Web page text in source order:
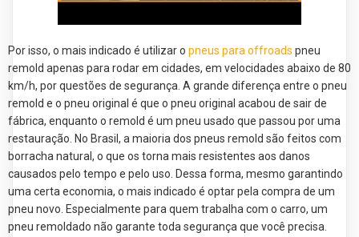
Por isso, o mais indicado é utilizar o pneus para offroads pneu
remold apenas para rodar em cidades, em velocidades abaixo de 80
km/h, por questões de segurança. A grande diferença entre o pneu
remold e o pneu original é que o pneu original acabou de sair de
fábrica, enquanto o remold é um pneu usado que passou por uma
restauração. No Brasil, a maioria dos pneus remold são feitos com
borracha natural, o que os torna mais resistentes aos danos
causados pelo tempo e pelo uso. Dessa forma, mesmo garantindo
uma certa economia, o mais indicado é optar pela compra de um
pneu novo. Especialmente para quem trabalha com o carro, um
pneu remoldado não garante toda segurança que você precisa.